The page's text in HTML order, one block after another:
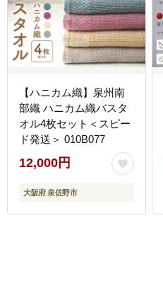
【ハニカム織】泉州南
部織 ハニカム織バスタ
オル4枚セット＜スピー
ド発送＞ 010B077
12,000円
大阪府 泉佐野市